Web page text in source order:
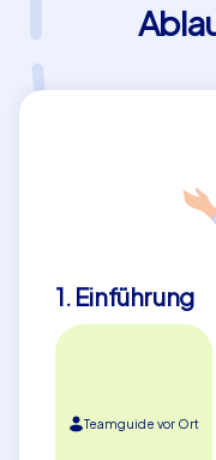
1. Einführung
Teamguide vor Ort